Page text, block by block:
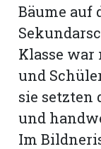
Bäume auf
Klasse
und
sie
und
Im